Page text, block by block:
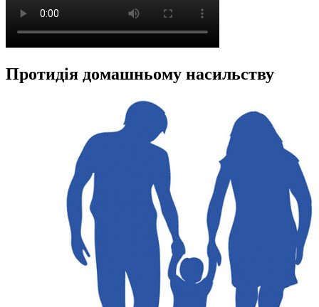
Протидія домашньому насильству